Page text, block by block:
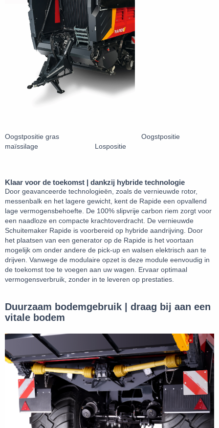
Oogstpositie gras Oogstpositie
maïssilage Lospositie
Klaar voor de toekomst | dankzij hybride technologie
Door geavanceerde technologieën, zoals de vernieuwde rotor,
messenbalk en het lagere gewicht, kent de Rapide een opvallend
lage vermogensbehoefte. De 100% slipvrije carbon riem zorgt voor
een naadloze en compacte krachtoverdracht. De vernieuwde
Schuitemaker Rapide is voorbereid op hybride aandrijving. Door
het plaatsen van een generator op de Rapide is het voortaan
mogelijk om onder andere de pick-up en walsen elektrisch aan te
drijven. Vanwege de modulaire opzet is deze module eenvoudig in
de toekomst toe te voegen aan uw wagen. Ervaar optimaal
vermogensverbruik, zonder in te leveren op prestaties.
Duurzaam bodemgebruik | draag bij aan een
vitale bodem